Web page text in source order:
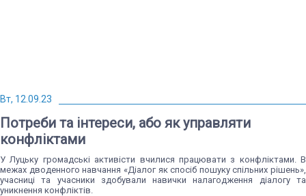
Вт, 12.09.23
Потреби та інтереси, або як управляти
конфліктами
У Луцьку громадські активісти вчилися працювати з конфліктами. В
межах дводенного навчання «Діалог як спосіб пошуку спільних рішень»,
учасниці та учасники здобували навички налагодження діалогу та
уникнення конфліктів.